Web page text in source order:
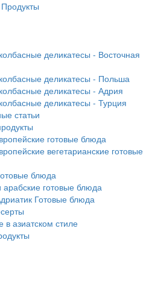
деликатесы - Восточная
деликатесы - Польша
деликатесы - Адрия
деликатесы - Турция
статьи
готовые блюда
вегетарианские готовые
блюда
арабские готовые блюда
Готовые блюда
азиатском стиле